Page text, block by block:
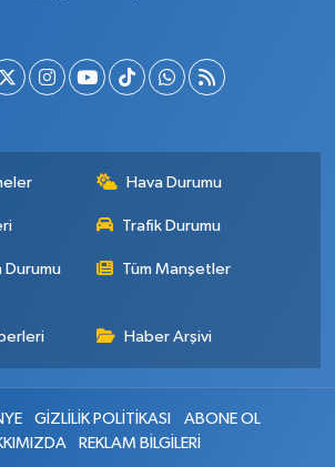
Hava Durumu
Trafik Durumu
Durumu
Tüm Manşetler
Haber Arşivi
GİZLİLİK POLİTİKASI
ABONE OL
REKLAM BİLGİLERİ